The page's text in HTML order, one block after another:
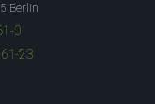
Berlin
0
23